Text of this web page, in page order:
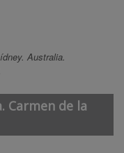
Australia.
Carmen de la